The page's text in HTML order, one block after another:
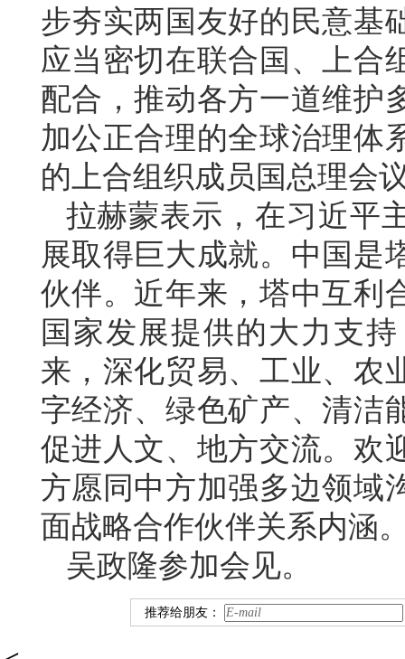
步夯实两国友好的民意基
应当密切在联合国、上合
配合，推动各方一道维护
加公正合理的全球治理体
的上合组织成员国总理会
拉赫蒙表示，在习近平
展取得巨大成就。中国是
伙伴。近年来，塔中互利
国家发展提供的大力支
来，深化贸易、工业、农
字经济、绿色矿产、清洁
促进人文、地方交流。欢
方愿同中方加强多边领域
面战略合作伙伴关系内涵
吴政隆参加会见。
推荐给朋友：